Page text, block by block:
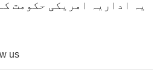
یہ اداریہ امریکی حکومت
us